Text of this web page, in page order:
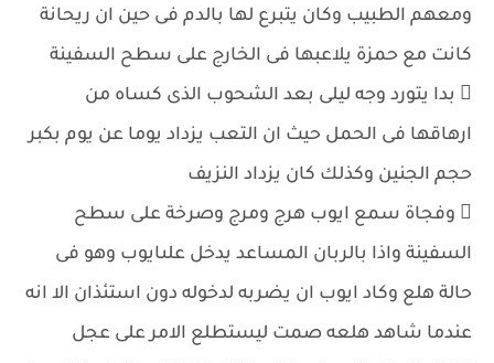
ومعهم الطبيب وكان يتبرع لها بالدم فى حين ان ريحانة
كانت مع حمزة يلاعبها فى الخارج على سطح السفينة
 بدا يتورد وجه ليلى بعد الشحوب الذى كساه من
ارهاقها فى الحمل حيث ان التعب يزداد يوما عن يوم بكبر
حجم الجنين وكذلك كان يزداد النزيف
 وفجاة سمع ايوب هرج ومرج وصرخة على سطح
السفينة واذا بالربان المساعد يدخل علىايوب وهو فى
حالة هلع وكاد ايوب ان يضربه لدخوله دون استئذان الا انه
عندما شاهد هلعه صمت ليستطلع الامر على عجل